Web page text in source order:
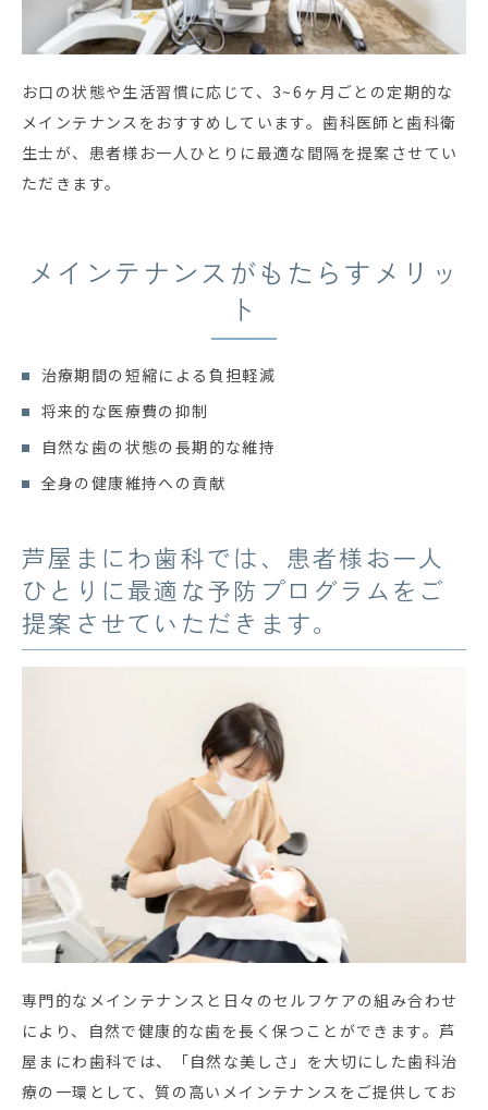
お口の状態や生活習慣に応じて、3~6ヶ月ごとの定期的な
メインテナンスをおすすめしています。歯科医師と歯科衛
生士が、患者様お一人ひとりに最適な間隔を提案させてい
ただきます。
メインテナンスがもたらすメリッ
ト
治療期間の短縮による負担軽減
将来的な医療費の抑制
自然な歯の状態の長期的な維持
全身の健康維持への貢献
芦屋まにわ歯科では、患者様お一人
ひとりに最適な予防プログラムをご
提案させていただきます。
専門的なメインテナンスと日々のセルフケアの組み合わせ
により、自然で健康的な歯を長く保つことができます。芦
屋まにわ歯科では、「自然な美しさ」を大切にした歯科治
療の一環として、質の高いメインテナンスをご提供してお